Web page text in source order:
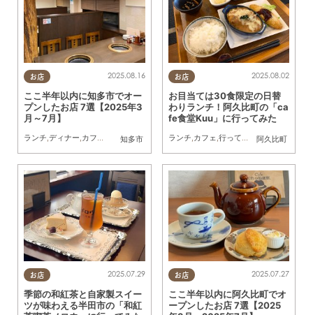
お店
知多市
2025.08.16
ここ半年以内に知多市でオー
プンしたお店 7選【2025年3
月～7月】
ランチ,ディナー,カフェ 開店,専門店
お店
阿久比町
2025.08.02
お目当ては30食限定の日替
わりランチ！阿久比町の「ca
fe食堂Kuu」に行ってみた
ランチ,カフェ,行ってみたレポ ,カップル
お店 2025.07.29
季節の和紅茶と自家製スイー
ツが味わえる半田市の「和紅
お店 2025.07.27
ここ半年以内に阿久比町でオ
ープンしたお店 7選【2025